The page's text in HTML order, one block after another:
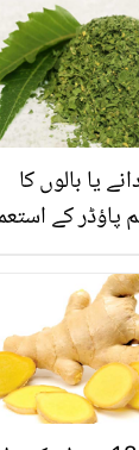
یا بالوں کا
پاؤڈر کے
اس کا استعمال
انگیز فوائد